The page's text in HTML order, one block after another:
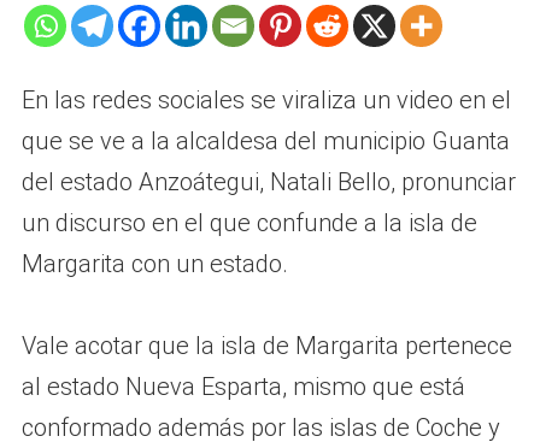
En las redes sociales se viraliza un video en el
que se ve a la alcaldesa del municipio Guanta
del estado Anzoátegui, Natali Bello, pronunciar
un discurso en el que confunde a la isla de
Margarita con un estado.
Vale acotar que la isla de Margarita pertenece
al estado Nueva Esparta, mismo que está
conformado además por las islas de Coche y